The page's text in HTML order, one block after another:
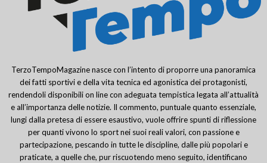
TerzoTempoMagazine nasce con l’intento di proporre una panoramica
dei fatti sportivi e della vita tecnica ed agonistica dei protagonisti,
rendendoli disponibili on line con adeguata tempistica legata all’attualità
e all’importanza delle notizie. Il commento, puntuale quanto essenziale,
lungi dalla pretesa di essere esaustivo, vuole offrire spunti di riflessione
per quanti vivono lo sport nei suoi reali valori, con passione e
partecipazione, pescando in tutte le discipline, dalle più popolari e
praticate, a quelle che, pur riscuotendo meno seguito, identificano